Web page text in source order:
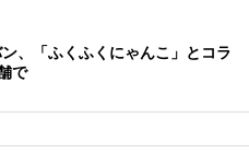
、「ふくふくにゃんこ」とコラ
で